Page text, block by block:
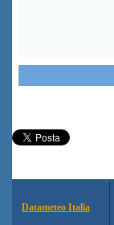
Datameteo Italia